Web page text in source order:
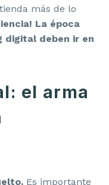
más de lo
La época
digital deben ir en
el arma
Es importante